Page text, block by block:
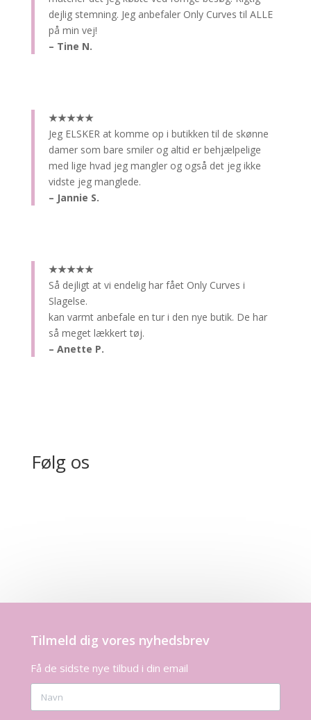
dejlig stemning. Jeg anbefaler Only Curves til ALLE
på min vej!
– Tine N.
★★★★★
Jeg ELSKER at komme op i butikken til de skønne
damer som bare smiler og altid er behjælpelige
med lige hvad jeg mangler og også det jeg ikke
vidste jeg manglede.
– Jannie S.
★★★★★
Så dejligt at vi endelig har fået Only Curves i
Slagelse.
kan varmt anbefale en tur i den nye butik. De har
så meget lækkert tøj.
– Anette P.
Følg os
Tilmeld dig vores nyhedsbrev
Få de sidste nye tilbud i din email